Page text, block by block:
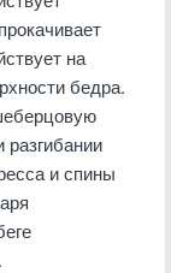
на
бедра.
и спины